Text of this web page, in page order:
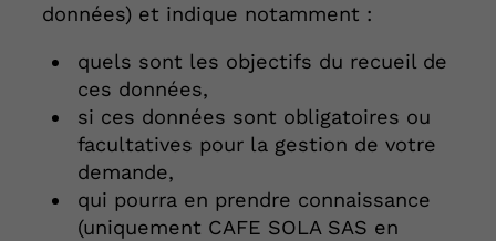
données) et indique notamment :
quels sont les objectifs du recueil de
ces données,
si ces données sont obligatoires ou
facultatives pour la gestion de votre
demande,
qui pourra en prendre connaissance
(uniquement CAFE SOLA SAS en